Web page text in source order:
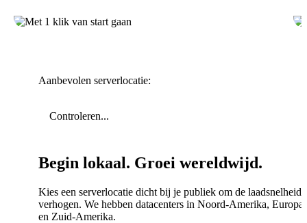
Aanbevolen serverlocatie:
Controleren...
Begin lokaal. Groei wereldwijd.
Kies een serverlocatie dicht bij je publiek om de laadsnelheid
verhogen. We hebben datacenters in Noord-Amerika,
en Zuid-Amerika.